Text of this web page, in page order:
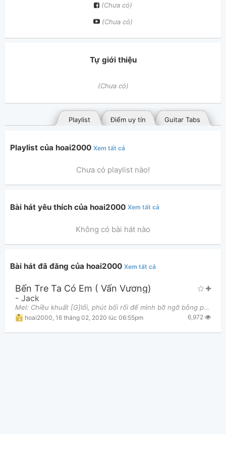
(Chưa có)
(Chưa có)
Tự giới thiệu
(Chưa có)
Guitar Tabs
Điểm uy tín
Playlist
Bài hát yêu thích
Bài hát đã đăng
Playlist của hoai2000 Xem tất cả
Chưa có playlist nào!
Bài hát yêu thích của hoai2000 Xem tất cả
Không có bài hát nào
Bài hát đã đăng của hoai2000 Xem tất cả
Bến Tre Ta Có Em ( Vấn Vương)
- Jack
Mel: Chiều khuất [G]lối, phút bối rối để mình bỡ ngỡ bỗng phút chóc lại đành vỡ [Em]tan Bao năm
hoai2000, 16 tháng 02, 2020 lúc 06:55pm 6,972